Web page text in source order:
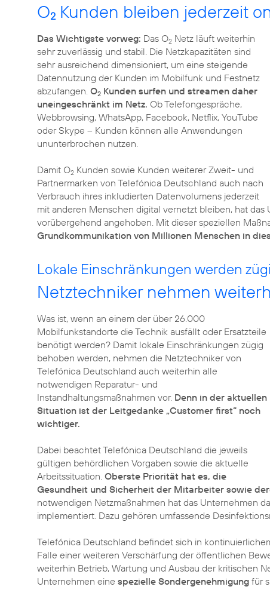
O2 Kunden bleiben jederzeit
Das Wichtigste vorweg: Das O2 Netz läuft weiterhin
sehr zuverlässig und stabil. Die Netzkapazitäten sind
sehr ausreichend dimensioniert, um eine steigende
Datennutzung der Kunden im Mobilfunk und Festnetz
abzufangen. O2 Kunden surfen und streamen daher
uneingeschränkt im Netz. Ob Telefongespräche,
Webbrowsing, WhatsApp, Facebook, Netflix, YouTube
oder Skype – Kunden können alle Anwendungen
ununterbrochen nutzen.
Damit O2 Kunden sowie Kunden weiterer Zweit- und
Partnermarken von Telefónica Deutschland auch nach
Verbrauch ihres inkludierten Datenvolumens jederzeit
mit anderen Menschen digital vernetzt bleiben, hat
vorübergehend angehoben. Mit dieser speziellen
Grundkommunikation von Millionen Menschen in
Lokale Einschränkungen werden
Netztechniker nehmen
Was ist, wenn an einem der über 26.000
Mobilfunkstandorte die Technik ausfällt oder Ersatzteile
benötigt werden? Damit lokale Einschränkungen zügig
behoben werden, nehmen die Netztechniker von
Telefónica Deutschland auch weiterhin alle
notwendigen Reparatur- und
Instandhaltungsmaßnahmen vor. Denn in der aktuellen
Situation ist der Leitgedanke „Customer first“ noch
wichtiger.
Dabei beachtet Telefónica Deutschland die jeweils
gültigen behördlichen Vorgaben sowie die aktuelle
Arbeitssituation. Oberste Priorität hat es, die
Gesundheit und Sicherheit der Mitarbeiter sowie
notwendigen Netzmaßnahmen hat das Unternehmen
implementiert. Dazu gehören umfassende
Telefónica Deutschland befindet sich in
Falle einer weiteren Verschärfung der öffentlichen
weiterhin Betrieb, Wartung und Ausbau der kritischen
Unternehmen eine spezielle Sondergenehmigung für